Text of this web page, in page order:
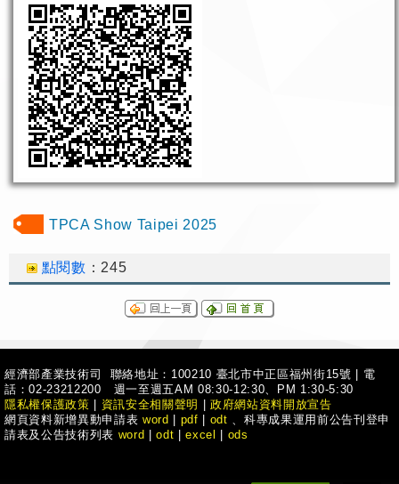
TPCA Show Taipei 2025
點閱數 ： 245
經濟部產業技術司 聯絡地址：100210 臺北市中正區福州街15號
電
話：02-23212200 週一至週五AM 08:30-12:30、PM 1:30-5:30
隱私權保護政策
資訊安全相關聲明 |政府網站資料開放宣告
網頁資料新增異動申請表 word pdf odt 、科專成果運用前公告刊登申
請表及公告技術列表 word |odt |excel ods